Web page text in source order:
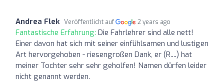
Andrea Flek Veröffentlicht auf 2 years ago
Fantastische Erfahrung: Die Fahrlehrer sind alle nett!
Einer davon hat sich mit seiner einfühlsamen und lustigen
Art hervorgehoben - riesengroßen Dank, er (R....) hat
meiner Tochter sehr sehr geholfen! Namen dürfen leider
nicht genannt werden.